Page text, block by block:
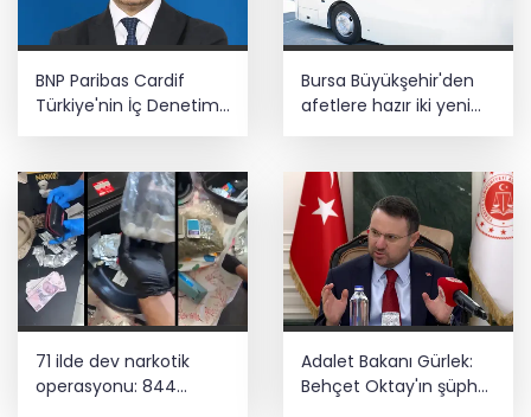
BNP Paribas Cardif
Türkiye'nin İç Denetim
Direktörü Mustafa
Bursa Büyükşehir'den
afetlere hazır iki yeni
mobil araç
71 ilde dev narkotik
operasyonu: 844
Adalet Bakanı Gürlek:
Behçet Oktay'ın şüpheli